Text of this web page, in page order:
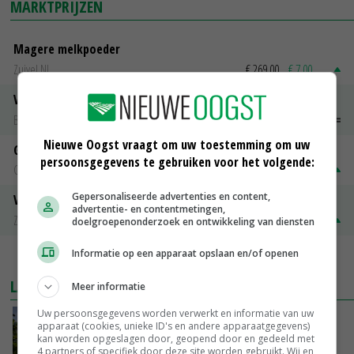
MARKTPRIJZEN
Magere melkpoeder
Zuivel NL
€ 269,00 € 7,00
Vleeskuikens 2001-2600 gr
Barneveld
€ 1,09
Gerst
Groningen
€ 197,00 € 2,00
Volle melkpoeder
Zuivel NL
€ 345,00 € 20,00
MEER MARKTPRIJZEN
LAATSTE NIEUWS
Kamervragen over onttrekkingsverbod,
minister spreekt van ‘ondernemersrisico’
Nieuwe Oogst vraagt om uw toestemming om uw
persoonsgegevens te gebruiken voor het volgende:
Gepersonaliseerde advertenties en content,
advertentie- en contentmetingen,
doelgroepenonderzoek en ontwikkeling van diensten
Informatie op een apparaat opslaan en/of openen
Meer informatie
Uw persoonsgegevens worden verwerkt en informatie van uw
apparaat (cookies, unieke ID's en andere apparaatgegevens)
kan worden opgeslagen door, geopend door en gedeeld met
4 partners of specifiek door deze site worden gebruikt. Wij en